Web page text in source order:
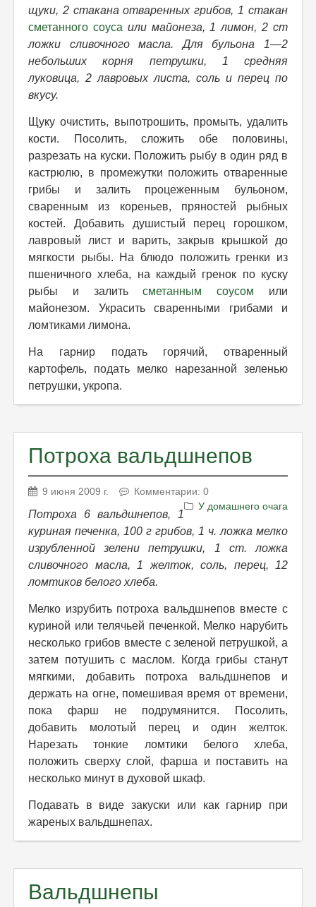
щуки, 2 стакана отваренных грибов, 1 стакан
сметанного соуса или майонеза, 1 лимон, 2 ст
ложки сливочного масла. Для бульона 1—2
небольших корня петрушки, 1 средняя
луковица, 2 лавровых листа, соль и перец по
вкусу.
Щуку очистить, выпотрошить, промыть, удалить
кости. Посолить, сложить обе половины,
разрезать на куски. Положить рыбу в один ряд в
кастрюлю, в промежутки положить отваренные
грибы и залить процеженным бульоном,
сваренным из кореньев, пряностей рыбных
костей. Добавить душистый перец горошком,
лавровый лист и варить, закрыв крышкой до
мягкости рыбы. На блюдо положить гренки из
пшеничного хлеба, на каждый гренок по куску
рыбы и залитьсметанным соусом или
майонезом. Украсить сваренными грибами и
ломтиками лимона.
На гарнир подать горячий, отваренный
картофель, подать мелко нарезанной зеленью
петрушки, укропа.
Потроха вальдшнепов
9 июня 2009 г.
Комментарии: 0
У домашнего очага
Потроха 6 вальдшнепов, 1
куриная печенка, 100 г грибов, 1 ч. ложка мелко
изрубленной зелени петрушки, 1 ст. ложка
сливочного масла, 1 желток, соль, перец, 12
ломтиков белого хлеба.
Мелко изрубить потроха вальдшнепов вместе с
куриной или телячьей печенкой. Мелко нарубить
несколько грибов вместе с зеленой петрушкой, а
затем потушить с маслом. Когда грибы станут
мягкими, добавить потроха вальдшнепов и
держать на огне, помешивая время от времени,
пока фарш не подрумянится. Посолить,
добавить молотый перец и один желток.
Нарезать тонкие ломтики белого хлеба,
положить сверху слой, фарша и поставить на
несколько минут в духовой шкаф.
Подавать в виде закуски или как гарнир при
жареных вальдшнепах.
Вальдшнепы